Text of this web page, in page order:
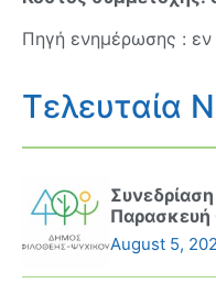
Πηγή ενημέρωσης :
Τελευταία
Παρασκευή
August 5,